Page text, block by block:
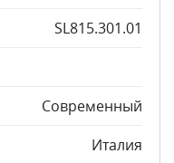
SL815.301.01
Современный
Италия